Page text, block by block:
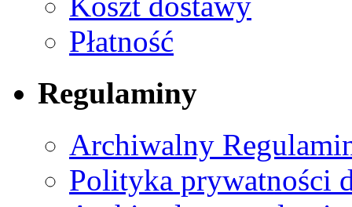
Płatność
Regulaminy
Archiwalny
Polityka prywatności